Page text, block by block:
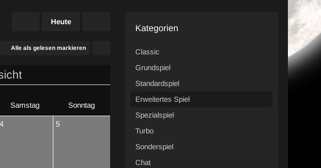
Heute
Alle als gelesen markieren
Samstag Sonntag
4 5
Kategorien
Classic
Grundspiel
Standardspiel
Erweitertes Spiel
Spezialspiel
Turbo
Sonderspiel
Chat